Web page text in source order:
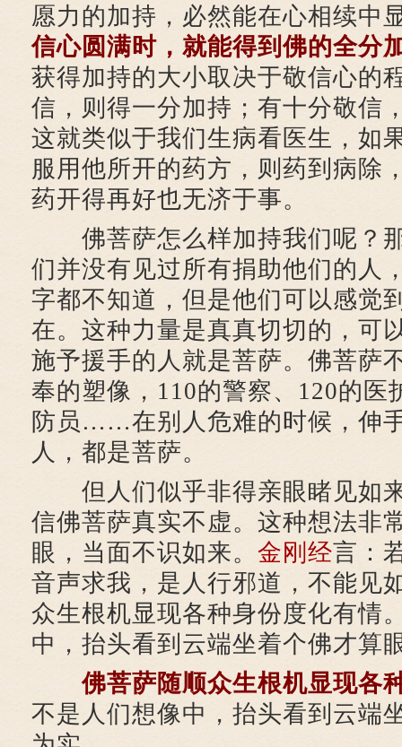
愿力的加持，必然能在心相续中
信心圆满时，就能得到佛的全分
获得加持的大小取决于敬信心的
信，则得一分加持；有十分敬信
这就类似于我们生病看医生，如
服用他所开的药方，则药到病除
药开得再好也无济于事。
佛菩萨怎么样加持我们呢？
们并没有见过所有捐助他们的人
字都不知道，但是他们可以感觉
在。这种力量是真真切切的，可
施予援手的人就是菩萨。佛菩萨
奉的塑像，110的警察、120的医
防员……在别人危难的时候，伸
人，都是菩萨。
但人们似乎非得亲眼睹见如
信佛菩萨真实不虚。这种想法非
眼，当面不识如来。 金刚经言：
音声求我，是人行邪道，不能见
众生根机显现各种身份度化有情
中，抬头看到云端坐着个佛才算
佛菩萨随顺众生根机显现各
不是人们想像中，抬头看到云端